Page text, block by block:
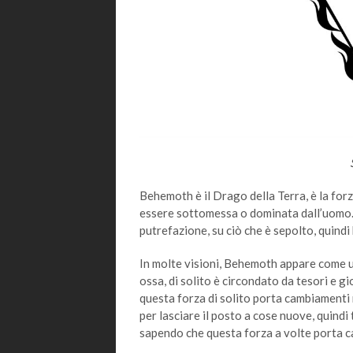
Behemoth è il Drago della Terra, è la
essere sottomessa o dominata
putrefazione, su ciò che è sepolto,
In molte visioni, Behemoth appare
ossa, di solito è circondato da tesori e
questa forza di solito porta
per lasciare il posto a cose nuove,
sapendo che questa forza a volte porta